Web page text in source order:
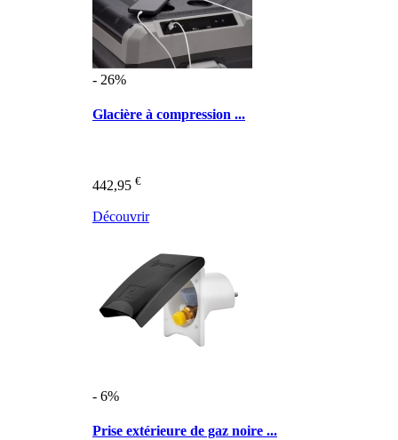
- 26%
Glacière à compression ...
442,95 €
Découvrir
- 6%
Prise extérieure de gaz noire ...